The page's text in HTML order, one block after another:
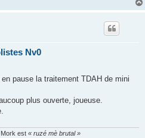
Nv0
pause la traitement TDAH de mini
plus ouverte, joueuse.
est « ruzé mè brutal »